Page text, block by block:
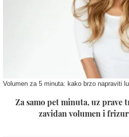
Volumen za 5 minuta: kako brzo napraviti
Za samo pet minuta, uz prave
zavidan volumen i